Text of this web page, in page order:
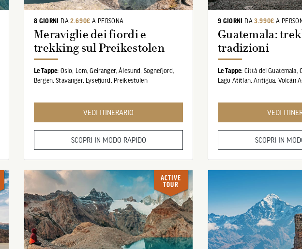
8 GIORNI DA2.690€ A PERSONA
Meraviglie dei fiordi e
trekking sul Preikestolen
Le Tappe: Oslo, Lom, Geiranger, Ålesund, Sognefjord,
Bergen, Stavanger, Lysefjord, Preikestolen
VEDI ITINERARIO
SCOPRI IN MODO RAPIDO
9 GIORNI DA3.990€ A
Guatemala:
tradizioni
Le Tappe: Città del Guatemala,
Lago Atitlan, Antigua, Volcán
VEDI
SCOPRI IN
ACTIVE
TOUR